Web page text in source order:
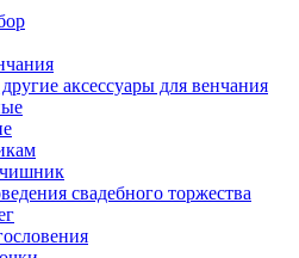
аксессуары для венчания
свадебного торжества